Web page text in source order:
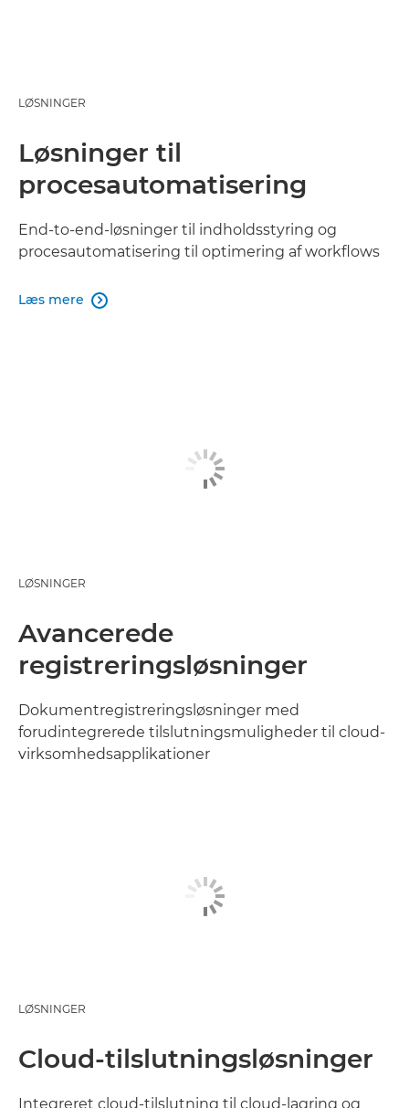
LØSNINGER
Løsninger til
procesautomatisering
End-to-end-løsninger til indholdsstyring og
procesautomatisering til optimering af workflows
Læs mere 
LØSNINGER
Avancerede
registreringsløsninger
Dokumentregistreringsløsninger med
forudintegrerede tilslutningsmuligheder til cloud-
virksomhedsapplikationer
LØSNINGER
Cloud-tilslutningsløsninger
Integreret cloud-tilslutning til cloud-lagring og